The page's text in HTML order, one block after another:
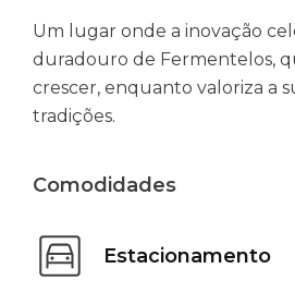
Um lugar onde a inovação
duradouro de Fermentelos,
crescer, enquanto valoriza a
tradições.
Comodidades
Estacionamento